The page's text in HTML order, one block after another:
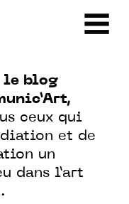
le blog
ceux qui
et de
un
dans l’art